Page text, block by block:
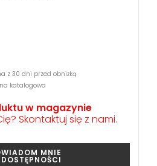
z 30 dni przed obniżką
katalogowa
w magazynie
Skontaktuj się z nami.
MNIE